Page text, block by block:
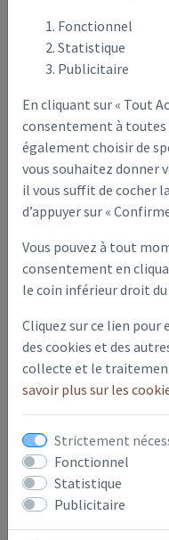
Fonctionnel
Statistique
Publicitaire
En cliquant sur « Tout
consentement à toutes
également choisir de
vous souhaitez donner
il vous suffit de cocher
d’appuyer sur «
Vous pouvez à tout
consentement en
le coin inférieur droit
Cliquez sur ce lien
des cookies et des
collecte et le
savoir plus sur les
Strictement
Fonctionnel
Statistique
Publicitaire
Déchetterie
gratuit pour
tous les
habitants
particuliers du
Serre. Une
carte d’accès
est en vente
pour les
professionnels
résidants ou travaillant
domicile vous sera
redevance). La
Tél. 03.23.21.67.30)
À savoir qu’une fois par
en porte à porte est
Horaires:
- Lundi, Mercredi,
- Mardi & Jeudi : 14h-18h